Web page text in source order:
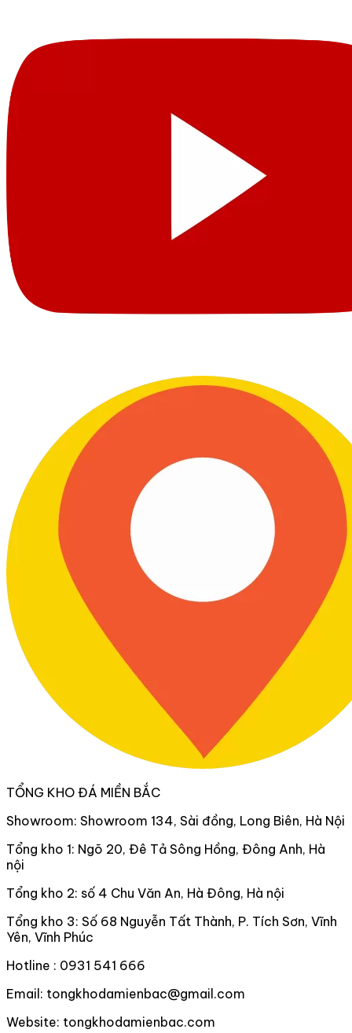
TỔNG KHO ĐÁ MIỀN BẮC
Showroom: Showroom 134, Sài đồng, Long Biên, Hà Nội
Tổng kho 1: Ngõ 20, Đê Tả Sông Hồng, Đông Anh, Hà
nội
Tổng kho 2: số 4 Chu Văn An, Hà Đông, Hà nội
Tổng kho 3: Số 68 Nguyễn Tất Thành, P. Tích Sơn, Vĩnh
Yên, Vĩnh Phúc
Hotline : 0931 541 666
Email: tongkhodamienbac@gmail.com
Website: tongkhodamienbac.com